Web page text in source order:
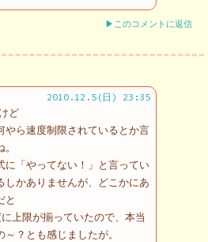
▶このコメントに返信
2010.12.5(日) 23:35
ど
やら速度制限されているとか言
に「やってない！」と言ってい
しかありませんが、どこかにあ
と
上限が揃っていたので、本当
～？とも感じましたが。